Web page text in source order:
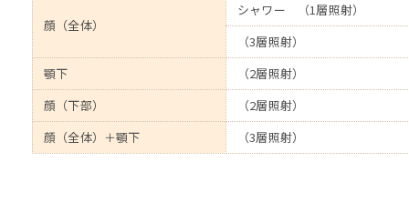
顔（全体）
シャワー （1層照射）
（3層照射）
顎下
（2層照射）
顔（下部）
（2層照射）
顔（全体）＋顎下
（3層照射）